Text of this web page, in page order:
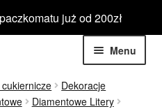
już od 200zł
Menu
Dekoracje
Diamentowe Litery